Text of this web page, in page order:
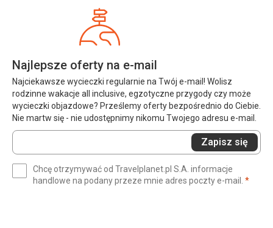
Najlepsze oferty na e-mail
Najciekawsze wycieczki regularnie na Twój e-mail! Wolisz
rodzinne wakacje all inclusive, egzotyczne przygody czy może
wycieczki objazdowe? Prześlemy oferty bezpośrednio do Ciebie.
Nie martw się - nie udostępnimy nikomu Twojego adresu e-mail.
Wprowadź
swój
(wymagane)
Zapisz się
Chcę otrzymywać od Travelplanet.pl S.A. informacje
handlowe na podany przeze mnie adres poczty e-mail. *